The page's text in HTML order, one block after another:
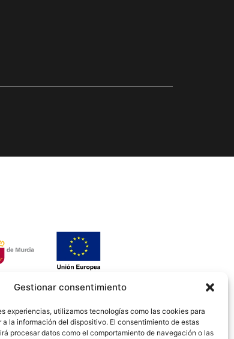
Gestionar consentimiento
experiencias, utilizamos tecnologías como las cookies para
la información del dispositivo. El consentimiento de estas
procesar datos como el comportamiento de navegación o las